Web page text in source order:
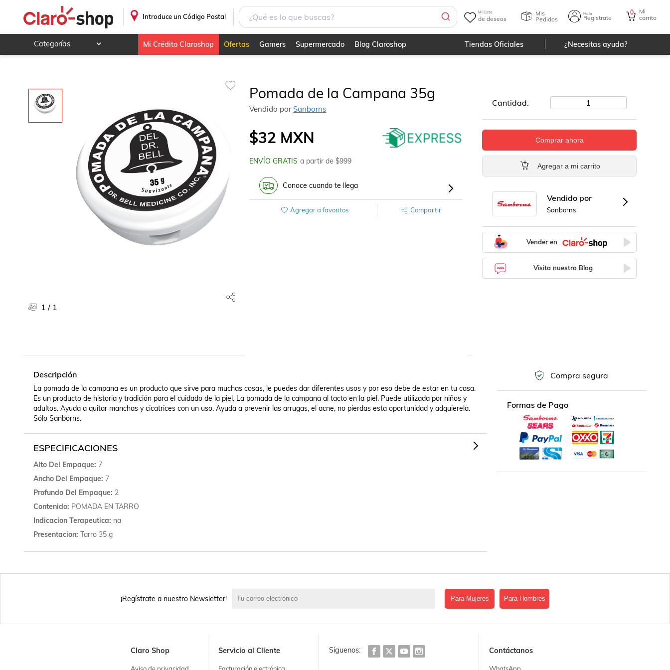
Introduce un Código Postal
Mi Lista
de deseos
Mis
Pedidos
Hola
Registrate
0
Mi
carrito
Categorías
Videojuegos
Hogar y jardín
Ropa, calzado y accesorios
Salud, belleza y cuidado personal
Mi Crédito Claroshop Ofertas Gamers Supermercado Blog Claroshop Tiendas Oficiales ¿Necesitas ayuda?
1 / 1
Pomada de la Campana 35g
Vendido porSanborns
$32 MXN
ENVÍO GRATIS a partir de $999
Conoce cuando te llega
Agregar a favoritos Compartir
Cantidad: 1
Comprar ahora
Agregar a mi carrito
Vendido por
Sanborns
Vender en
Visita nuestro Blog
Descripción
La pomada de la campana es un producto que sirve para muchas cosas, le puedes dar diferentes usos y por eso debe de estar en tu casa.
Es un producto de historia y tradición para el cuidado de la piel. La pomada de la campana al tacto en la piel. Puede utilizada por niños y
adultos. Ayuda a quitar manchas y cicatrices con un uso. Ayuda a prevenir las arrugas, el acne, no pierdas esta oportunidad y adquierela.
Sólo Sanborns.
ESPECIFICACIONES
Alto Del Empaque 7
Ancho Del Empaque 7
Profundo Del Empaque 2
Contenido POMADA EN TARRO
Indicacion Terapeutica na
Presentacion Tarro 35 g
Compra segura
Formas de Pago
¡Regístrate a nuestro Newsletter! Para Mujeres Para Hombres
Claro Shop
Aviso de privacidad
Servicio al Cliente
Facturación electrónica
Síguenos: Contáctanos
WhatsApp
Pomada de la Campana 35g